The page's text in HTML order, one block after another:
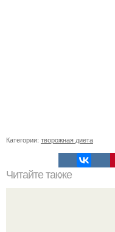
Категории: творожная диета
Читайте также